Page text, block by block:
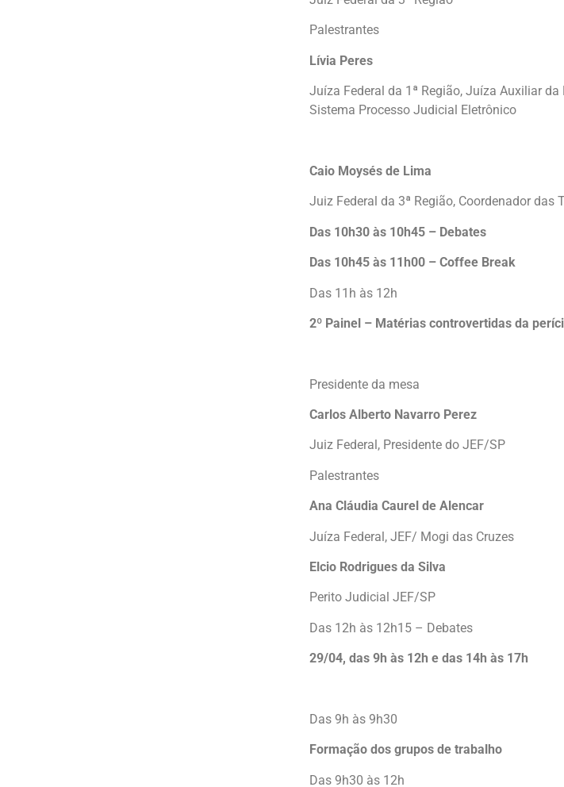
Palestrantes
Lívia Peres
Juíza Federal da 1ª Região, Juíza Auxiliar
Sistema Processo Judicial Eletrônico
Caio Moysés de Lima
Juiz Federal da 3ª Região, Coordenador das
Das 10h30 às 10h45 – Debates
Das 10h45 às 11h00 – Coffee Break
Das 11h às 12h
2º Painel – Matérias controvertidas da
Presidente da mesa
Carlos Alberto Navarro Perez
Juiz Federal, Presidente do JEF/SP
Palestrantes
Ana Cláudia Caurel de Alencar
Juíza Federal, JEF/ Mogi das Cruzes
Elcio Rodrigues da Silva
Perito Judicial JEF/SP
Das 12h às 12h15 – Debates
29/04, das 9h às 12h e das 14h às 17h
Das 9h às 9h30
Formação dos grupos de trabalho
Das 9h30 às 12h